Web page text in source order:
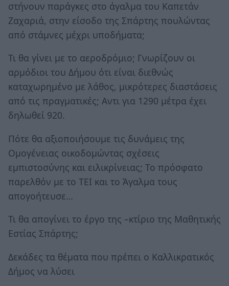
στήνουν παράγκες στο άγαλμα του Καπετάν
Ζαχαριά, στην είσοδο της Σπάρτης πουλώντας
από στάμνες μέχρι υποδήματα;
Τι θα γίνει με το αεροδρόμιο; Γνωρίζουν οι
αρμόδιοι του Δήμου ότι είναι διεθνώς
καταχωρημένο με λάθος, μικρότερες διαστάσεις
από τις πραγματικές; Αντι για 1290 μέτρα έχει
δηλωθεί 920.
Πότε θα αξιοποιήσουμε τις δυνάμεις της
Ομογένειας οικοδομώντας σχέσεις
εμπιστοσύνης και ειλικρίνειας; Το πρόσφατο
παρελθόν με το ΤΕΙ και το Άγαλμα τους
απογοήτευσε…
Τι θα απογίνει το έργο της –κτίριο της Μαθητικής
Εστίας Σπάρτης;
Δεκάδες τα θέματα που πρέπει ο Καλλικρατικός
Δήμος να λύσει